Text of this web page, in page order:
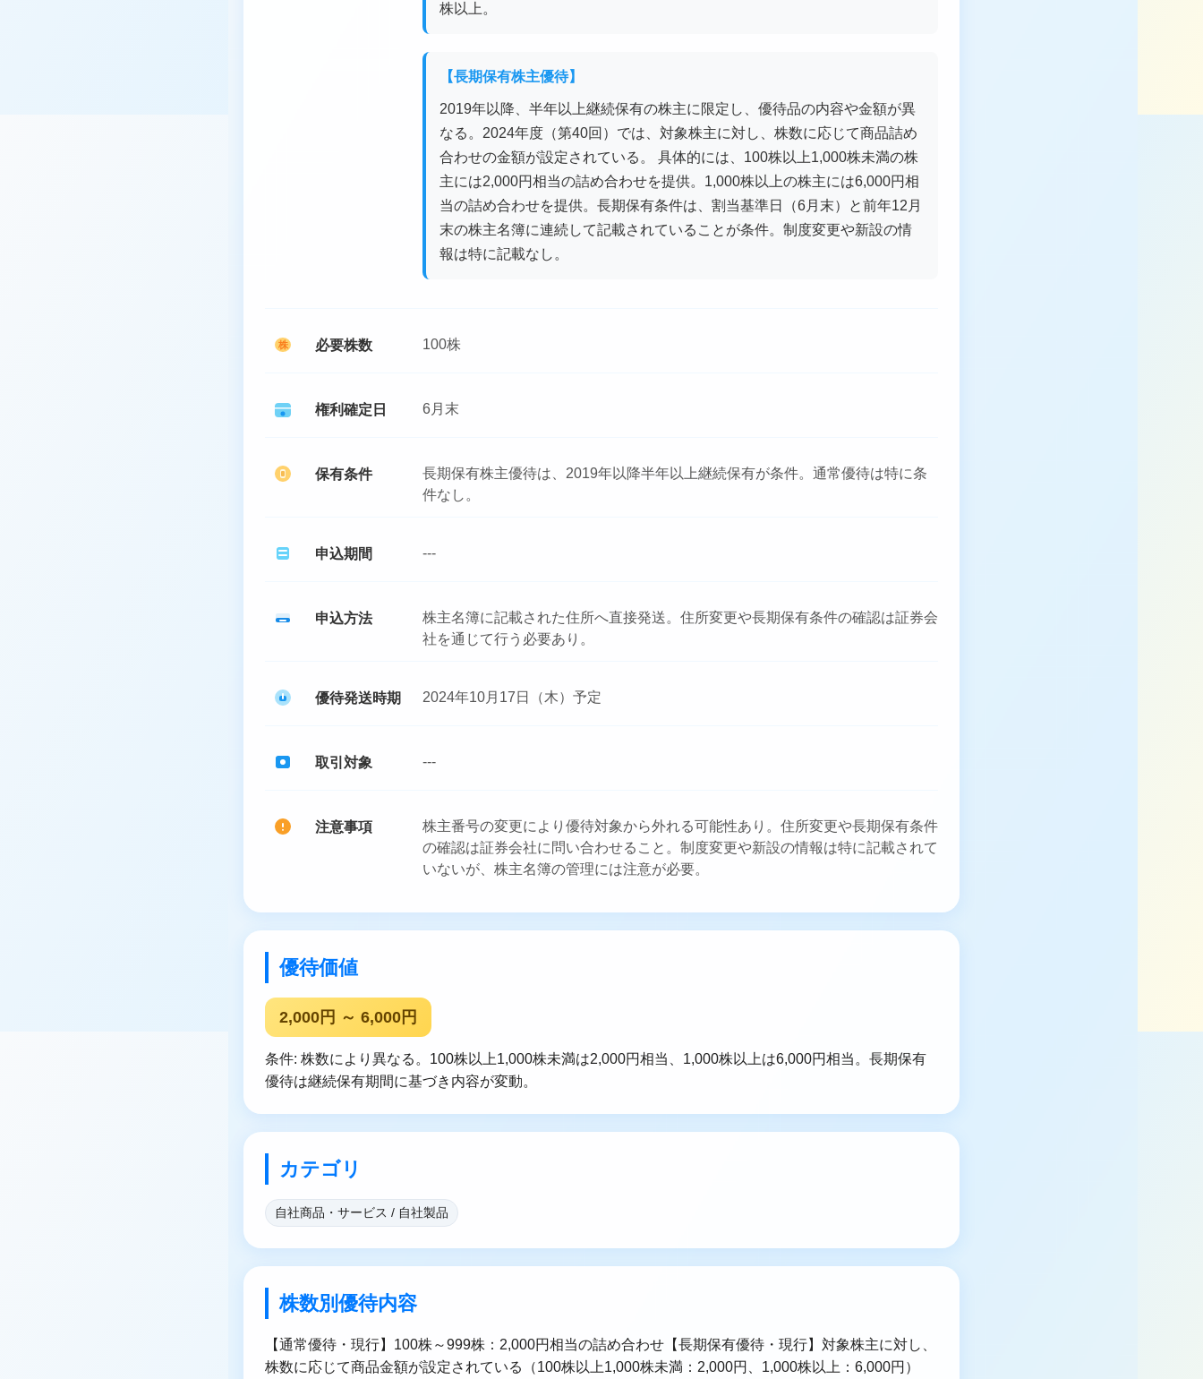
株以上。
【長期保有株主優待】
2019年以降、半年以上継続保有の株主に限定し、優待品の内容や金額が異
なる。2024年度（第40回）では、対象株主に対し、株数に応じて商品詰め
合わせの金額が設定されている。 具体的には、100株以上1,000株未満の株
主には2,000円相当の詰め合わせを提供。1,000株以上の株主には6,000円相
当の詰め合わせを提供。長期保有条件は、割当基準日（6月末）と前年12月
末の株主名簿に連続して記載されていることが条件。制度変更や新設の情
報は特に記載なし。
株 必要株数 100株
権利確定日 6月末
保有条件
長期保有株主優待は、2019年以降半年以上継続保有が条件。通常優待は特に条
件なし。
申込期間 ---
申込方法
株主名簿に記載された住所へ直接発送。住所変更や長期保有条件の確認は証券会
社を通じて行う必要あり。
優待発送時期 2024年10月17日（木）予定
取引対象 ---
注意事項
株主番号の変更により優待対象から外れる可能性あり。住所変更や長期保有条件
の確認は証券会社に問い合わせること。制度変更や新設の情報は特に記載されて
いないが、株主名簿の管理には注意が必要。
優待価値
2,000円 ～ 6,000円
条件: 株数により異なる。100株以上1,000株未満は2,000円相当、1,000株以上は6,000円相当。長期保有
優待は継続保有期間に基づき内容が変動。
カテゴリ
自社商品・サービス / 自社製品
株数別優待内容
【通常優待・現行】100株～999株：2,000円相当の詰め合わせ【長期保有優待・現行】対象株主に対し、
株数に応じて商品金額が設定されている（100株以上1,000株未満：2,000円、1,000株以上：6,000円）